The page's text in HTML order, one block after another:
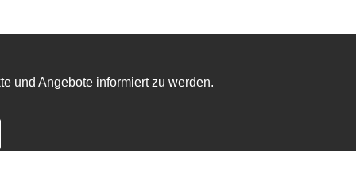
und Angebote informiert zu werden.